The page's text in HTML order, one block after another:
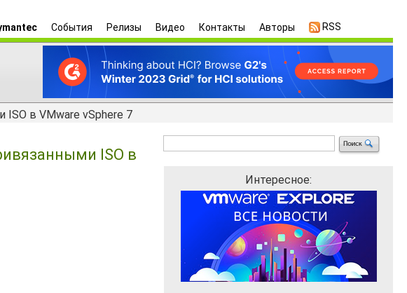
События Релизы Видео Контакты Авторы RSS
в VMware vSphere 7
ISO в
Интересное: